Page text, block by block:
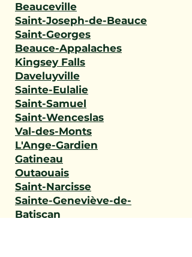
Beauceville
Saint-Joseph-de-Beauce
Saint-Georges
Beauce-Appalaches
Kingsey Falls
Daveluyville
Sainte-Eulalie
Saint-Samuel
Saint-Wenceslas
Val-des-Monts
L'Ange-Gardien
Gatineau
Outaouais
Saint-Narcisse
Sainte-Geneviève-de-
Batiscan